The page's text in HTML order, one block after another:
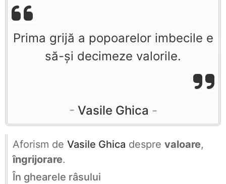
Prima grijă a popoarelor imbecile e
să-şi decimeze valorile.
Vasile Ghica
Aforism de Vasile Ghica despre valoare,
îngrijorare.
În ghearele râsului